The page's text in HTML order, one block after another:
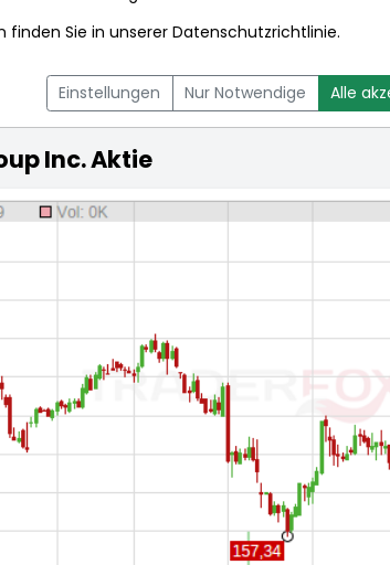
NACHRICHTEN
Inc. Aktie
Sie in unserer Datenschutzrichtlinie.
Einstellungen Nur Notwendige Alle